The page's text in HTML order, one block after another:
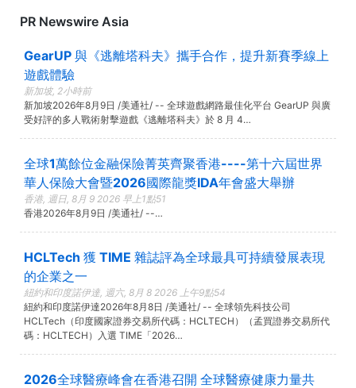
PR Newswire Asia
GearUP 與《逃離塔科夫》攜手合作，提升新賽季線上
遊戲體驗
新加坡, 2小時前
新加坡2026年8月9日 /美通社/ -- 全球遊戲網路最佳化平台 GearUP 與廣
受好評的多人戰術射擊遊戲《逃離塔科夫》於 8 月 4…
全球1萬餘位金融保險菁英齊聚香港----第十六屆世界
華人保險大會暨2026國際龍獎IDA年會盛大舉辦
香港, 週日, 8月 9 2026 早上1點51
香港2026年8月9日 /美通社/ --…
HCLTech 獲 TIME 雜誌評為全球最具可持續發展表現
的企業之一
紐約和印度諾伊達, 週六, 8月 8 2026 上午9點54
紐約和印度諾伊達2026年8月8日 /美通社/ -- 全球領先科技公司
HCLTech（印度國家證券交易所代碼：HCLTECH）（孟買證券交易所代
碼：HCLTECH）入選 TIME「2026…
2026全球醫療峰會在香港召開 全球醫療健康力量共